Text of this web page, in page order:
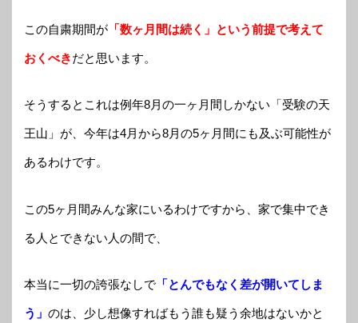
この自粛期間が 「数ヶ月間は続く」という前提で考えて
おくべきだと思います。
そうするとこれは例年8月の一ヶ月間しかない「受験の天
王山」が、今年は4月から8月の5ヶ月間にも及ぶ可能性が
あるわけです。
この5ヶ月間みんな家にいるわけですから、家で集中でき
る人とできない人の間で、
本当に一切の誇張なしで 「とんでもなく差が開いてしま
う」 のは、少し想像すればもう誰も疑う余地はないかと